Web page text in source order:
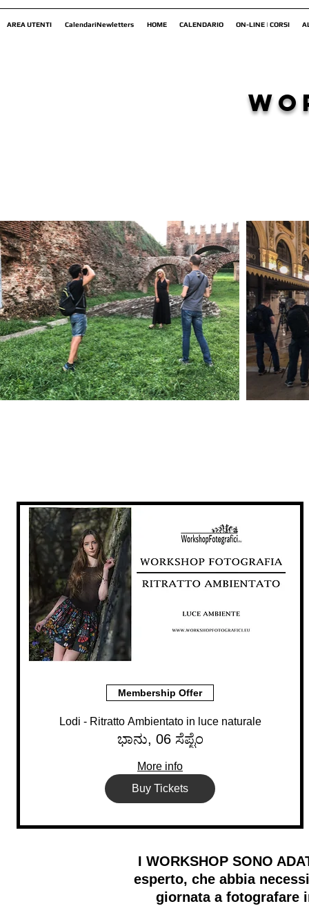
AREA UTENTI CalendariNewletters HOME CALENDARIO ON-LINE | CORSI
Membership Offer
Lodi - Ritratto Ambientato in luce naturale
ಭಾನು, 06 ಸೆಪ್ಟೆಂ
More info
Buy Tickets
I WORKSHOP SONO
esperto, che abbia
giornata a fotografare